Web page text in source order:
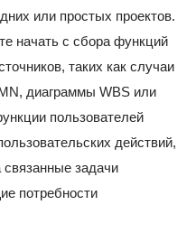
или простых проектов.
начать с сбора функций
таких как случаи
диаграммы WBS или
пользователей
действий,
задачи
потребности